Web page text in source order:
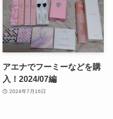
アエナでフーミーなどを購
入！2024/07編
2024年7月16日